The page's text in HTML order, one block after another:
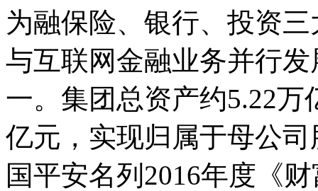
为融保险、银行、投资
与互联网金融业务并行
一。集团总资产约5.22万
亿元，实现归属于母公
国平安名列2016年度《